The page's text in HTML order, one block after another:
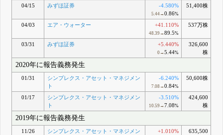
04/15 みずほ証券 -4.580%
5.44→ 0.86%
51,400株
04/03 エア・ウォーター +41.110%
48.39→ 89.5%
537万株
03/31 みずほ証券 +5.440%
0→ 5.44%
326,600
株
2020年に報告義務発生
01/31
シンプレクス・アセット・マネジメン
ト
-6.240%
7.08→ 0.84%
50,600株
01/17
シンプレクス・アセット・マネジメン
ト
-3.510%
10.59→ 7.08%
424,600
株
2019年に報告義務発生
11/26
シンプレクス・アセット・マネジメン
+1.010%
635,500